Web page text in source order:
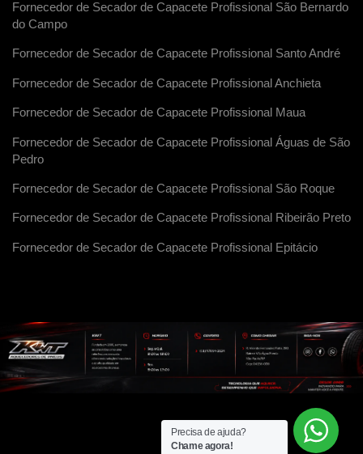
Fornecedor de Secador de Capacete Profissional São Bernardo
do Campo
Fornecedor de Secador de Capacete Profissional Santo André
Fornecedor de Secador de Capacete Profissional Anchieta
Fornecedor de Secador de Capacete Profissional Maua
Fornecedor de Secador de Capacete Profissional Águas de São
Pedro
Fornecedor de Secador de Capacete Profissional São Roque
Fornecedor de Secador de Capacete Profissional Ribeirão Preto
Fornecedor de Secador de Capacete Profissional Epitácio
Precisa de ajuda?
Chame agora!